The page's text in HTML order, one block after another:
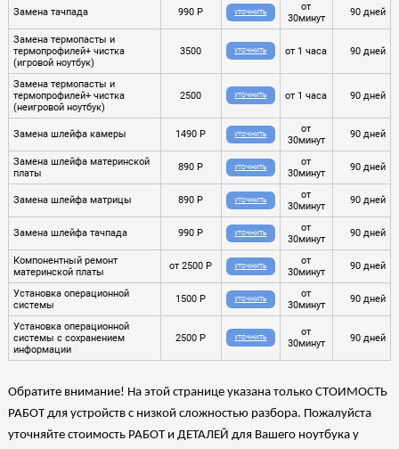
Замена тачпада 990 Р УТОЧНИТЬ
от
30минут
90 дней
Замена термопасты и
термопрофилей+ чистка
(игровой ноутбук)
3500 УТОЧНИТЬ от 1 часа 90 дней
Замена термопасты и
термопрофилей+ чистка
(неигровой ноутбук)
2500 УТОЧНИТЬ от 1 часа 90 дней
Замена шлейфа камеры 1490 Р УТОЧНИТЬ
от
30минут
90 дней
Замена шлейфа материнской
платы
890 Р УТОЧНИТЬ
от
30минут
90 дней
Замена шлейфа матрицы 890 Р УТОЧНИТЬ
от
30минут
90 дней
Замена шлейфа тачпада 990 Р УТОЧНИТЬ
от
30минут
90 дней
Компонентный ремонт
материнской платы
от 2500 Р УТОЧНИТЬ
от
30минут
90 дней
Установка операционной
системы
1500 Р УТОЧНИТЬ
от
30минут
90 дней
Установка операционной
системы с сохранением
информации
2500 Р УТОЧНИТЬ
от
30минут
90 дней
Обратите внимание! На этой странице указана только СТОИМОСТЬ
РАБОТ для устройств с низкой сложностью разбора. Пожалуйста
уточняйте стоимость РАБОТ и ДЕТАЛЕЙ для Вашего ноутбука у